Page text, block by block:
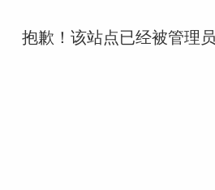
抱歉！该站点已经被管理